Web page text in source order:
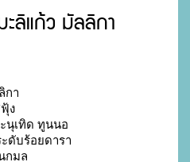
ลิแก้ว มัลลิกา
กา
ง
นุเทิด ทูนนอ
ดับร้อยดารา
กมล